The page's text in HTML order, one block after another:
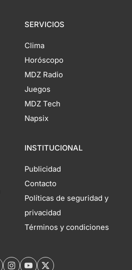
SERVICIOS
Clima
Horóscopo
MDZ Radio
Juegos
MDZ Tech
Napsix
INSTITUCIONAL
Publicidad
Contacto
Políticas de seguridad y
privacidad
Términos y condiciones